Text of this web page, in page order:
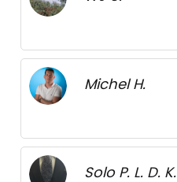
Michel H.
Solo P. L. D. K.